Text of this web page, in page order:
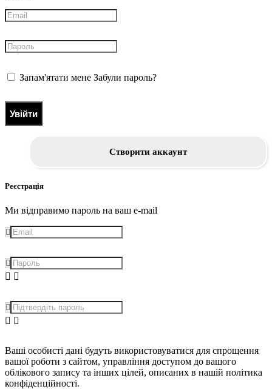
Запам'ятати мене Забули пароль?
Увійти
Створити аккаунт
Реєстрація
Ми відправимо пароль на ваш e-mail
Ваші особисті дані будуть використовуватися для спрощення
вашої роботи з сайтом, управління доступом до вашого
облікового запису та інших цілей, описаних в нашій політика
конфіденційності.